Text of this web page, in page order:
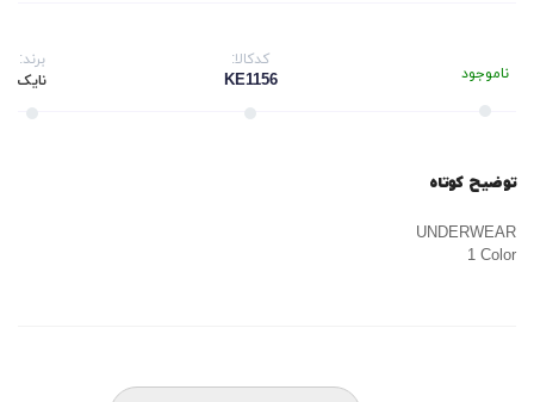
ناموجود
کدکالا:
KE1156
برند:
نایک
توضیح کوتاه
UNDERWEAR
1 Color